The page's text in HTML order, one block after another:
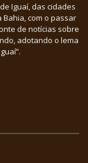
Iguaí, das cidades
com o passar
de notícias sobre
adotando o lema